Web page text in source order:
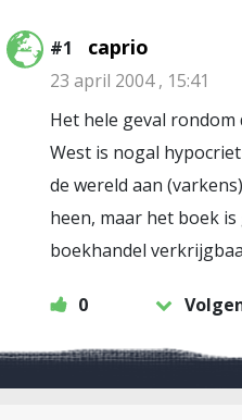
#1 caprio
23 april 2004 , 15:41
Het hele geval rondom
West is nogal
de wereld aan
heen, maar het boek
boekhandel
0